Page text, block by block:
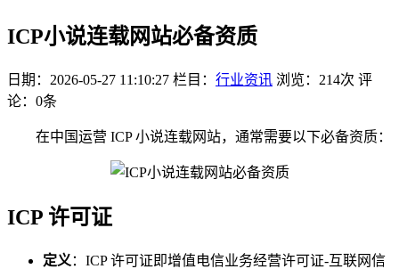
ICP小说连载网站必备资质
日期：2026-05-27 11:10:27 栏目： 行业资讯 浏览：214次 评
论：0条
在中国运营 ICP 小说连载网站，通常需要以下必备资质：
ICP 许可证
定义 ：ICP 许可证即增值电信业务经营许可证-互联网信